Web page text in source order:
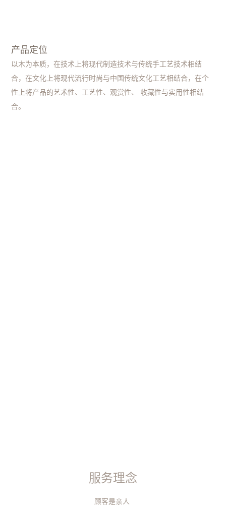
产品定位
以木为本质，在技术上将现代制造技术与传统手工艺技术相结
合，在文化上将现代流行时尚与中国传统文化工艺相结合，在个
性上将产品的艺术性、工艺性、观赏性、 收藏性与实用性相结
合。
服务理念
顾客是亲人